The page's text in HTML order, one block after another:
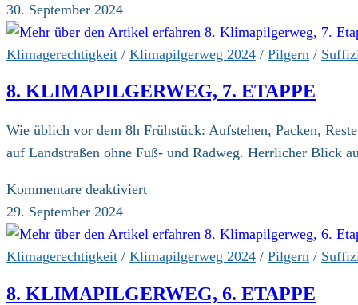
Klimapilgerweg,
8.
30. September 2024
Klimagerechtigkeit / Klimapilgerweg 2024 / Pilgern /
8. KLIMAPILGERWEG, 7. ETAPPE
Wie üblich vor dem 8h Frühstück: Aufstehen, Packen,
auf Landstraßen ohne Fuß- und Radweg. Herrlicher Blick
Kommentare deaktiviertfür
Klimapilgerweg,
7.
29. September 2024
Klimagerechtigkeit / Klimapilgerweg 2024 / Pilgern /
8. KLIMAPILGERWEG, 6. ETAPPE